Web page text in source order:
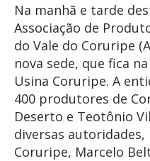
Na manhã e tarde
Associação de
do Vale do Coruripe
nova sede, que fica
Usina Coruripe. A
400 produtores de
Deserto e Teotônio
diversas
Coruripe, Marcelo